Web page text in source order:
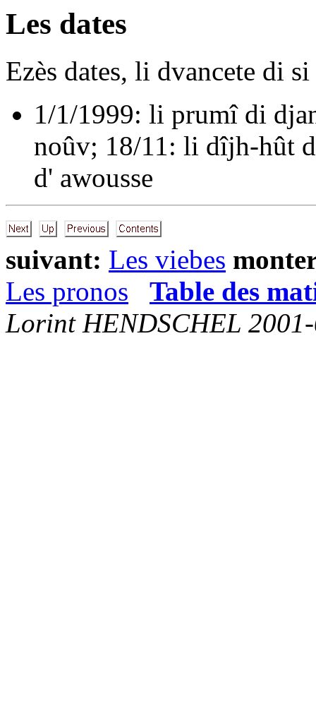
Les dates
Ezès dates, li dvancete di si
1/1/1999: li prumî di
noûv; 18/11: li dîjh-hût
d' awousse
suivant: Les viebes
Les pronos
Table des
Lorint HENDSCHEL